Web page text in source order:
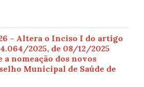
– Altera o Inciso I do artigo
4.064/2025, de 08/12/2025
a nomeação dos novos
Municipal de Saúde de